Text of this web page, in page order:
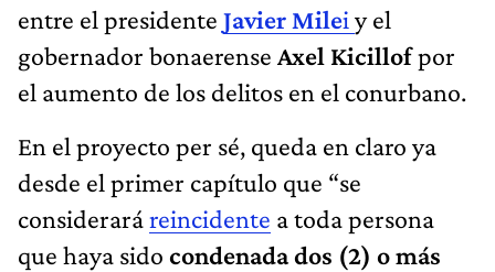
entre el presidente Javier Milei y el
gobernador bonaerense Axel Kicillofpor
el aumento de los delitos en el conurbano.
En el proyecto per sé, queda en claro ya
desde el primer capítulo que “se
consideraráreincidente a toda persona
que haya sido condenada dos (2) o más